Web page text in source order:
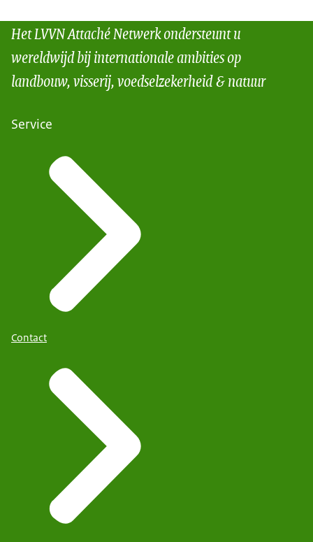
Het LVVN Attaché Netwerk ondersteunt u
wereldwijd bij internationale ambities op
landbouw, visserij, voedselzekerheid & natuur
Service
Contact